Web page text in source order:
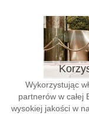
Wykorzystując
partnerów w całej
wysokiej jakości w